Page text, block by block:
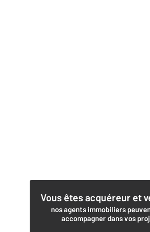
Vous êtes acquéreur et
nos agents immobiliers
accompagner dans vos